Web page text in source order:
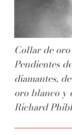
Collar de
Pendientes
diamantes,
oro blanco y
Richard